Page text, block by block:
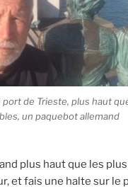
port de Trieste, plus haut
un paquebot allemand
plus haut que les
et fais une halte sur le